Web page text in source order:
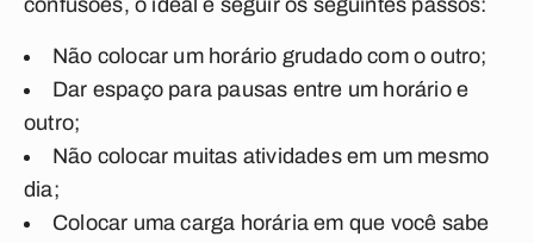
confusões, o ideal é seguir os seguintes passos:
Não colocar um horário grudado com o outro;
Dar espaço para pausas entre um horário e
outro;
Não colocar muitas atividades em um mesmo
dia;
Colocar uma carga horária em que você sabe